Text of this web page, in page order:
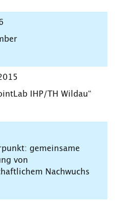
IHP/TH Wildau“
gemeinsame
von
Nachwuchs